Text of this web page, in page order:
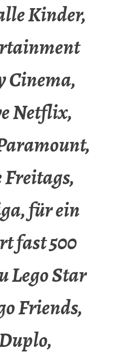
Kinder,
Cinema,
Netflix,
für ein
fast 500
Lego Star
Friends,